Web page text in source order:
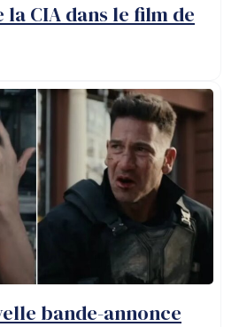
la CIA dans le film de
bande-annonce